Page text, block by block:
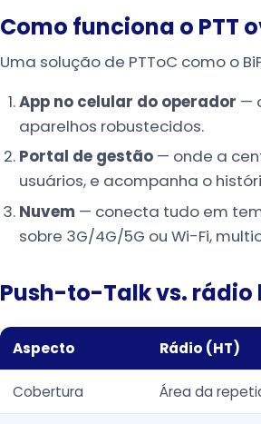
Como funciona o PTT
Uma solução de PTToC como o
App no celular do operador —
aparelhos robustecidos.
Portal de gestão— onde a
usuários, e acompanha o
Nuvem — conecta tudo em
sobre 3G/4G/5G ou Wi-Fi,
Push-to-Talk vs.
Aspecto Rádio (HT)
Cobertura Área da